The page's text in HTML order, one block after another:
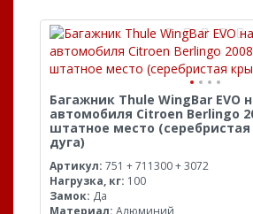
Багажник Thule WingBar EVO
автомобиля Citroen Berlingo
штатное место
дуга)
Артикул: 751 + 711300 + 3072
Нагрузка, кг: 100
Замок: Да
Материал: Алюминий